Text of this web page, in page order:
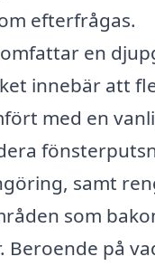
efterfrågas.
en
innebär att
med en
samt
som
Beroende på